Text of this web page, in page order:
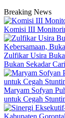
Breaking News
Komisi III
Zulfikar Usira
Bukan Sekadar
Maryam Sofyan
untuk Cegah